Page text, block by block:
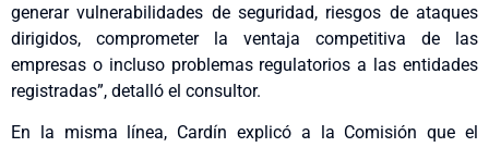
generar vulnerabilidades de seguridad, riesgos de ataques
dirigidos, comprometer la ventaja competitiva de las
empresas o incluso problemas regulatorios a las entidades
registradas”, detalló el consultor.
En la misma línea, Cardín explicó a la Comisión que el